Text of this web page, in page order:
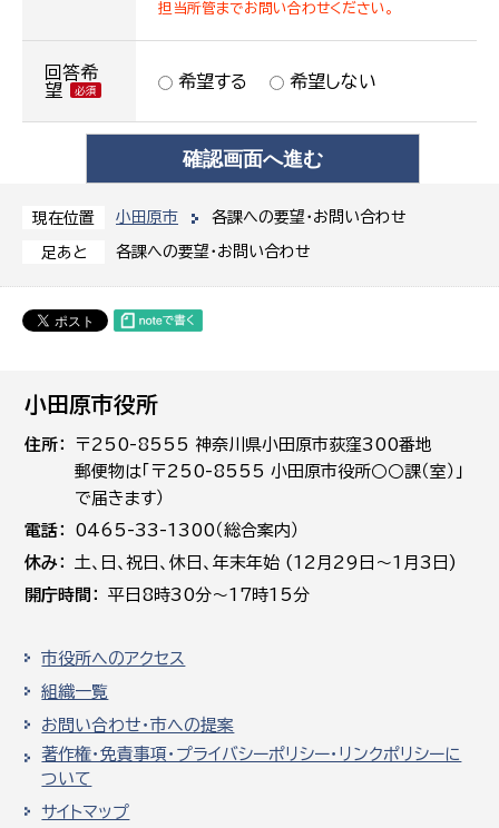
現在位置 小田原市 各課への要望・お問い合わせ
足あと 各課への要望・お問い合わせ
担当所管までお問い合わせください。
回答希
望
希望する 希望しない
小田原市役所
住所
〒250-8555 神奈川県小田原市荻窪300番地
郵便物は「〒250-8555 小田原市役所○○課（室）」
で届きます）
電話
0465-33-1300（総合案内）
休み
土､日､祝日、休日、年末年始 (12月29日～1月3日)
開庁時間
平日8時30分～17時15分
市役所へのアクセス
組織一覧
お問い合わせ・市への提案
著作権・免責事項・プライバシーポリシー・リンクポリシーに
ついて
サイトマップ